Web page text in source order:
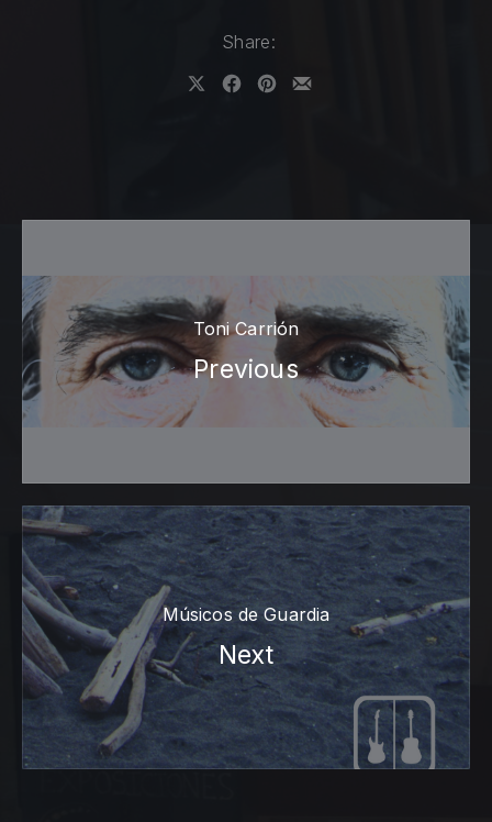
Share:
Toni Carrión
Previous
Músicos de Guardia
Next